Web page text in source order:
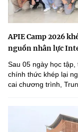
APIE Camp 2026
nguồn nhân lực
Sau 05 ngày học
chính thức khép lại
cai chương trình,